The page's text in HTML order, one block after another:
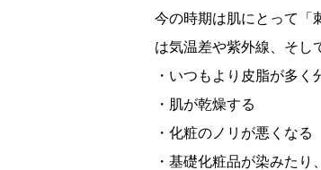
今の時期は肌にとって「
は気温差や紫外線、そし
・いつもより皮脂が多く
・肌が乾燥する
・化粧のノリが悪くなる
・基礎化粧品が染みたり